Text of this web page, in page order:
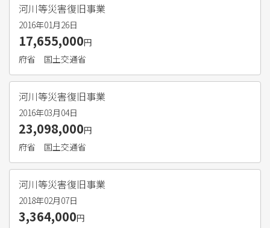
河川等災害復旧事業
2016年01月26日
17,655,000円
府省
国土交通省
河川等災害復旧事業
2016年03月04日
23,098,000円
府省
国土交通省
河川等災害復旧事業
2018年02月07日
3,364,000円